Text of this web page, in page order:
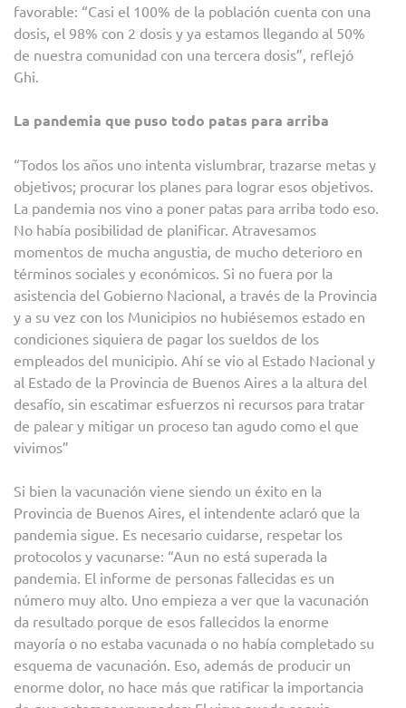
favorable: “Casi el 100% de la población cuenta con una
dosis, el 98% con 2 dosis y ya estamos llegando al 50%
de nuestra comunidad con una tercera dosis”, reflejó
Ghi.
La pandemia que puso todo patas para arriba
“Todos los años uno intenta vislumbrar, trazarse metas y
objetivos; procurar los planes para lograr esos objetivos.
La pandemia nos vino a poner patas para arriba todo eso.
No había posibilidad de planificar. Atravesamos
momentos de mucha angustia, de mucho deterioro en
términos sociales y económicos. Si no fuera por la
asistencia del Gobierno Nacional, a través de la Provincia
y a su vez con los Municipios no hubiésemos estado en
condiciones siquiera de pagar los sueldos de los
empleados del municipio. Ahí se vio al Estado Nacional y
al Estado de la Provincia de Buenos Aires a la altura del
desafío, sin escatimar esfuerzos ni recursos para tratar
de palear y mitigar un proceso tan agudo como el que
vivimos”
Si bien la vacunación viene siendo un éxito en la
Provincia de Buenos Aires, el intendente aclaró que la
pandemia sigue. Es necesario cuidarse, respetar los
protocolos y vacunarse: “Aun no está superada la
pandemia. El informe de personas fallecidas es un
número muy alto. Uno empieza a ver que la vacunación
da resultado porque de esos fallecidos la enorme
mayoría o no estaba vacunada o no había completado su
esquema de vacunación. Eso, además de producir un
enorme dolor, no hace más que ratificar la importancia